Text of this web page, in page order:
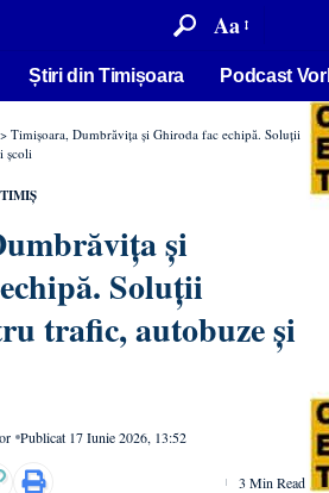
Aa
Știri din Timișoara Podcast
> Timișoara, Dumbrăvița și Ghiroda fac echipă. Soluții
școli
și
Soluții
trafic, autobuze și
Publicat 17 Iunie 2026, 13:52
3 Min Read